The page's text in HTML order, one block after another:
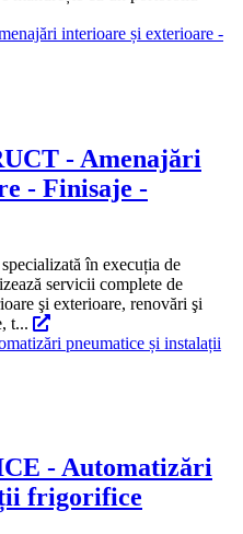
- Amenajări
- Finisaje -
în execuția de
servicii complete de
şi exterioare, renovări şi
t...
- Automatizări
frigorifice